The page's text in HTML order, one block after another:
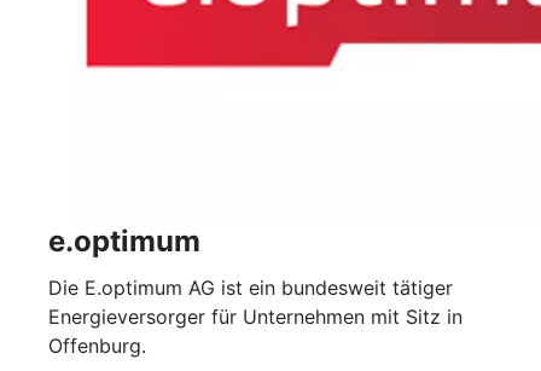
e.optimum
Die E.optimum AG ist ein bundesweit tätiger
Energieversorger für Unternehmen mit Sitz in
Offenburg.